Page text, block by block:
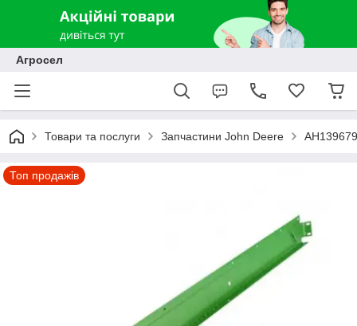
Агросел
Товари та послуги Запчастини John Deere
Топ продажів